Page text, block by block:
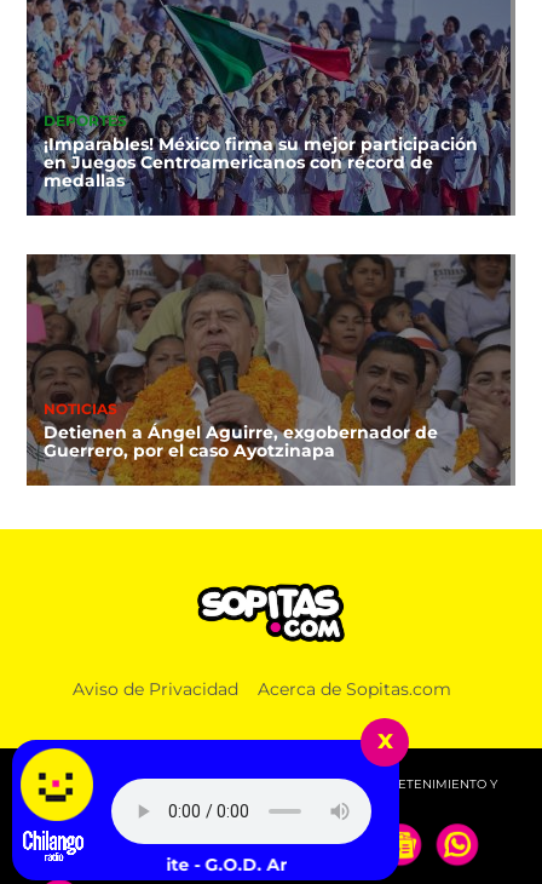
DEPORTES
¡Imparables! México firma su mejor participación
en Juegos Centroamericanos con récord de
medallas
NOTICIAS
Detienen a Ángel Aguirre, exgobernador de
Guerrero, por el caso Ayotzinapa
Aviso de Privacidad Acerca de Sopitas.com
© 2026 SOPITAS.COM - MÚSICA, NOTICIAS, DEPORTES, ENTRETENIMIENTO Y
MÁS!.
x
Jack White - G.O.D. And The Broken Ribs